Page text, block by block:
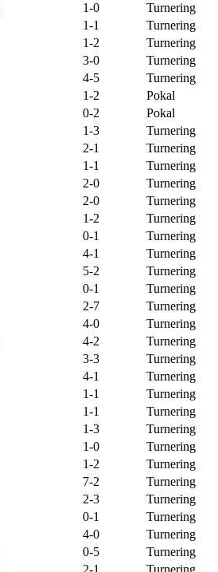
1-0
Turnering
1-1
Turnering
1-2
Turnering
3-0
Turnering
4-5 Turnering
1-2
Pokal
0-2
Pokal
1-3
Turnering
2-1
Turnering
1-1
Turnering
2-0
Turnering
2-0
Turnering
1-2
Turnering
0-1
Turnering
4-1 Turnering
5-2 Turnering
0-1
Turnering
2-7
Turnering
4-0
Turnering
4-2
Turnering
3-3
Turnering
4-1
Turnering
1-1
Turnering
1-1 Turnering
1-3
Turnering
1-0
Turnering
1-2 Turnering
7-2 Turnering
2-3 Turnering
0-1
Turnering
4-0 Turnering
0-5
Turnering
2-1
Turnering